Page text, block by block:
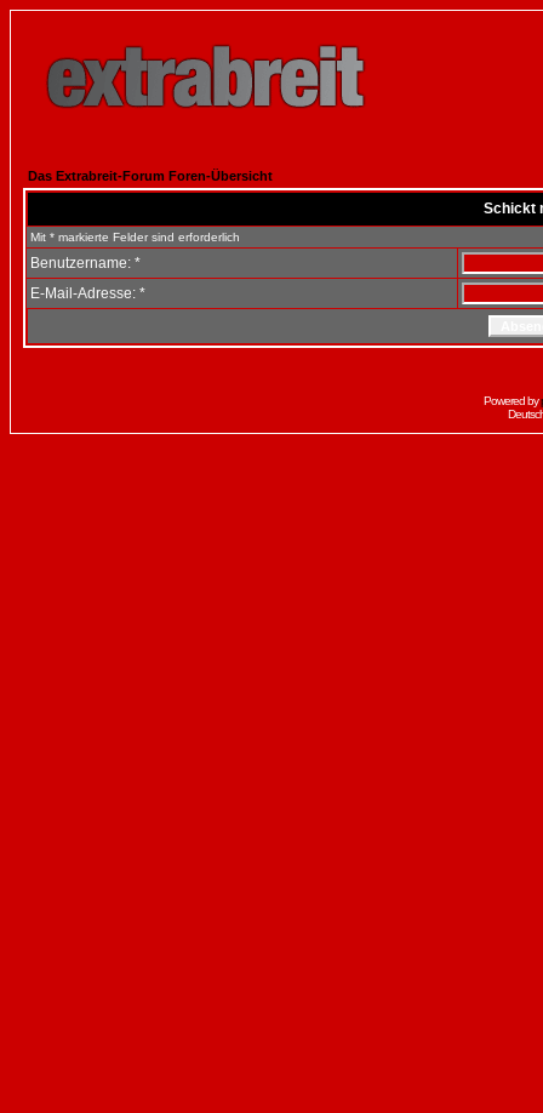
Das Extrabreit-Forum Foren-Übersicht
Schickt
Mit * markierte Felder sind erforderlich
Benutzername: *
E-Mail-Adresse: *
Powered by